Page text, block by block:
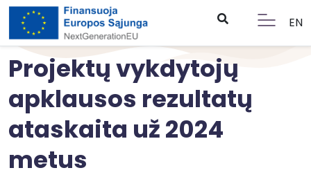
EN
Projektų vykdytojų
apklausos rezultatų
ataskaita už 2024
metus